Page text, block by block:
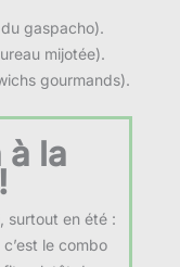
gaspacho).
mijotée).
gourmands).
la
surtout en été :
le combo